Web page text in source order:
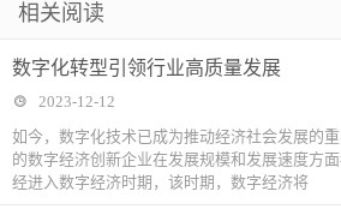
有区别
相关阅读
数字化转型引领行业高质量发展
2023-12-12
如今，数字化技术已成为推动经济社会发展的
的数字经济创新企业在发展规模和发展速度方
经进入数字经济时期，该时期，数字经济将